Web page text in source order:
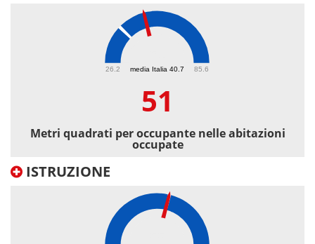
media Italia 40.7
26.2 85.6
51
Metri quadrati per occupante nelle abitazioni
occupate
ISTRUZIONE